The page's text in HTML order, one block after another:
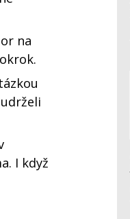
na
I když